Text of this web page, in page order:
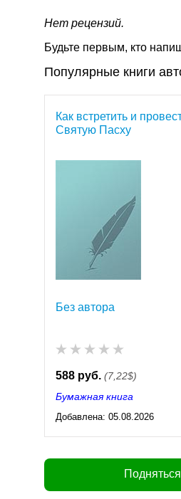
Нет рецензий.
Будьте первым, кто
Популярные книги
Как встретить и
Святую Пасху
Без автора
588 руб. (7,22$)
Бумажная книга
Добавлена: 05.08.2026
03:23